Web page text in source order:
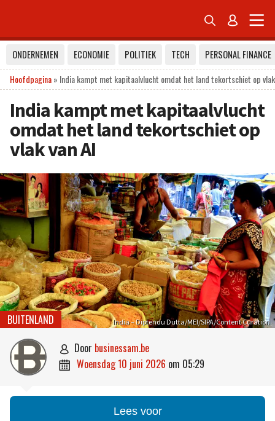
 
ONDERNEMEN ECONOMIE POLITIEK TECH
PERSONAL FINANCE
Hoofdpagina» India kampt met kapitaalvlucht omdat het land tekortschiet op
India kampt met kapitaalvlucht
omdat het land tekortschiet op
vlak van AI
India – Diptendu Dutta/MEI/SIPA/Content Curation
BUITENLAND
 door businessam.be
 woensdag 10 juni 2026 om 05:29
Lees voor